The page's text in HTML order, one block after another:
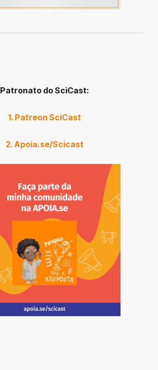
Patronato do SciCast:
1. Patreon SciCast
2. Apoia.se/Scicast